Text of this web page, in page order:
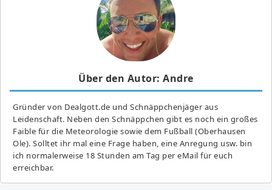
Über den Autor: Andre
Gründer von Dealgott.de und Schnäppchenjäger aus
Leidenschaft. Neben den Schnäppchen gibt es noch ein großes
Fai­ble für die Meteorologie sowie dem Fußball (Oberhausen
Ole). Solltet ihr mal eine Frage haben, eine Anregung usw. bin
ich normalerweise 18 Stunden am Tag per eMail für euch
erreichbar.